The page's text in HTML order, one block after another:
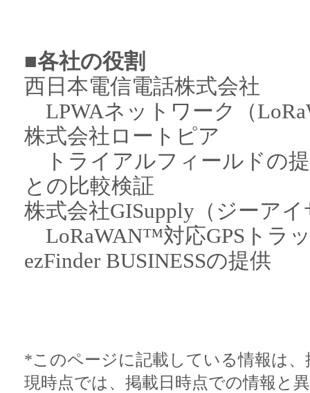
■各社の役割
西日本電信電話株式会社
LPWAネットワーク（
株式会社ロートピア
トライアルフィールドの
との比較検証
株式会社GISupply（ジーア
LoRaWAN™対応GPSトラ
ezFinder BUSINESSの提供
*このページに記載している情報は
現時点では、掲載日時点での情報と